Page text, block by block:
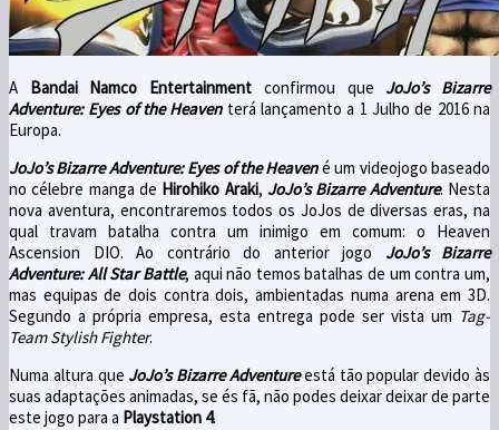
A Bandai Namco Entertainment confirmou que JoJo’s Bizarre
Adventure: Eyes of the Heaventerá lançamento a 1 Julho de 2016 na
Europa.
JoJo’s Bizarre Adventure: Eyes of the Heavené um videojogo baseado
no célebre manga de Hirohiko Araki, JoJo’s Bizarre Adventure. Nesta
nova aventura, encontraremos todos os JoJos de diversas eras, na
qual travam batalha contra um inimigo em comum: o Heaven
Ascension DIO. Ao contrário do anterior jogo JoJo’s Bizarre
Adventure: All Star Battle, aqui não temos batalhas de um contra um,
mas equipas de dois contra dois, ambientadas numa arena em 3D.
Segundo a própria empresa, esta entrega pode ser vista um Tag-
Team Stylish Fighter.
Numa altura que JoJo’s Bizarre Adventureestá tão popular devido às
suas adaptações animadas, se és fã, não podes deixar deixar de parte
este jogo para a Playstation 4.